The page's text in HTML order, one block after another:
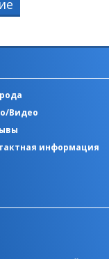
Видео
информация